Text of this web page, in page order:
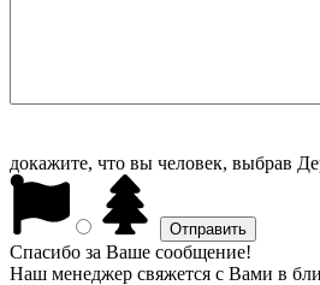
докажите, что вы человек, выбрав
Спасибо за Ваше сообщение!
Наш менеджер свяжется с Вами в